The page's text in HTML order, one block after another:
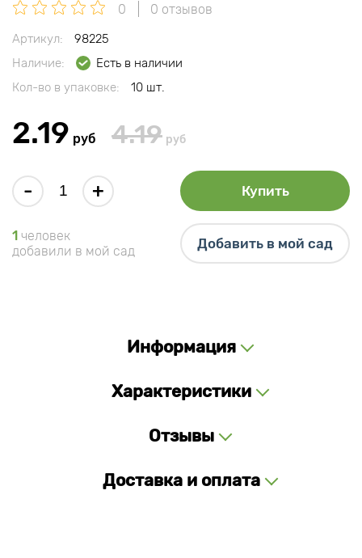
0 0 отзывов
Артикул:
98225
Наличие:
Есть в наличии
Кол-во в упаковке:
10 шт.
2.19 руб 4.19 руб
- + Купить
1 человек
добавили в мой сад
Добавить в мой сад
Информация
Характеристики
Отзывы
Доставка и оплата